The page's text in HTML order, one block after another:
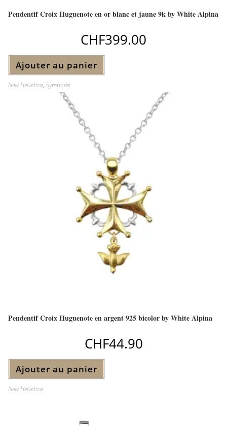
Pendentif Croix Huguenote en or blanc et jaune 9k by White Alpina
CHF399.00
Ajouter au panier
New Helvetica,Symboles
Pendentif Croix Huguenote en argent 925 bicolor by White Alpina
CHF44.90
Ajouter au panier
New Helvetica